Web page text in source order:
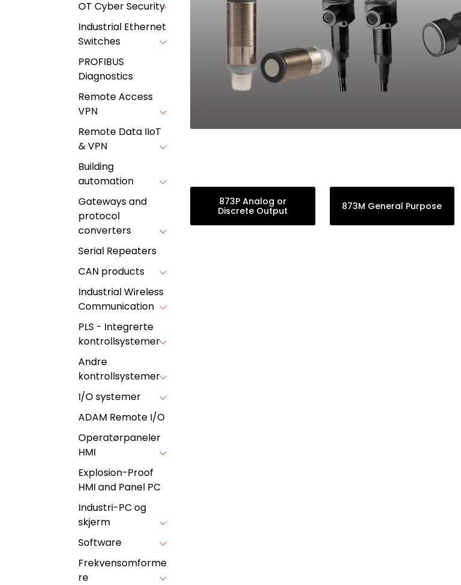
OT Cyber Security
Industrial Ethernet
Switches
PROFIBUS
Diagnostics
Remote Access
VPN
Remote Data IIoT
& VPN
Building
automation
Gateways and
protocol
converters
Serial Repeaters
CAN products
Industrial Wireless
Communication
PLS - Integrerte
kontrollsystemer
Andre
kontrollsystemer
I/O systemer
ADAM Remote I/O
Operatørpaneler
HMI
Explosion-Proof
HMI and Panel PC
Industri-PC og
skjerm
Software
Frekvensomforme
re
873P Analog or
Discrete Output
873M General Purpose